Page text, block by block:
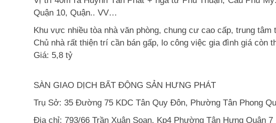
Quận 10, Quận.. VV…
Khu vực nhiều tòa nhà văn phòng, chung cư cao cấp, trung
Chủ nhà rất thiện trí cần bán gấp, lo công việc gia đình giá còn
Giá: 5,8 tỷ
SÀN GIAO DỊCH BẤT ĐỘNG SẢN HƯNG PHÁT
Trụ Sở: 35 Đường 75 KDC Tân Quy Đôn, Phường Tân Phong
Đia chỉ: 793/66 Trần Xuân Soạn, Kp4 Phường Tân Hưng Quận 7